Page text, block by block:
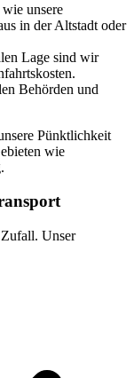
unsere
in der Altstadt oder
Lage sind wir
Behörden und
Pünktlichkeit
wie
Unser